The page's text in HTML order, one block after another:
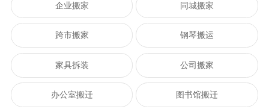
企业搬家 同城搬家
跨市搬家 钢琴搬运
家具拆装 公司搬家
办公室搬迁 图书馆搬迁